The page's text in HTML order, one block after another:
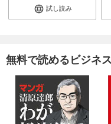
試し読み
無料で読めるビジネ